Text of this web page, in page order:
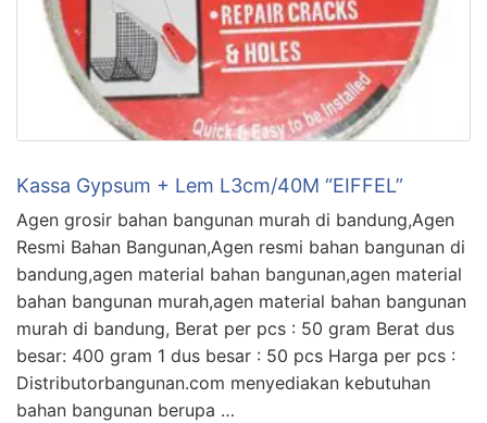
Kassa Gypsum + Lem L3cm/40M “EIFFEL”
Agen grosir bahan bangunan murah di bandung,Agen
Resmi Bahan Bangunan,Agen resmi bahan bangunan di
bandung,agen material bahan bangunan,agen material
bahan bangunan murah,agen material bahan bangunan
murah di bandung, Berat per pcs : 50 gram Berat dus
besar: 400 gram 1 dus besar : 50 pcs Harga per pcs :
Distributorbangunan.com menyediakan kebutuhan
bahan bangunan berupa …